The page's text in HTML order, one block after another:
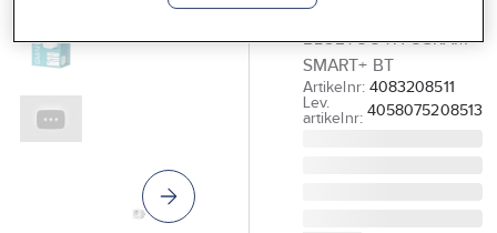
Vanliga frågor
PLUG FÖR UTTAG 1-V
BLUETOOTH OSRAM
SMART+ BT
Artikelnr: 4083208511
Lev.
artikelnr: 4058075208513